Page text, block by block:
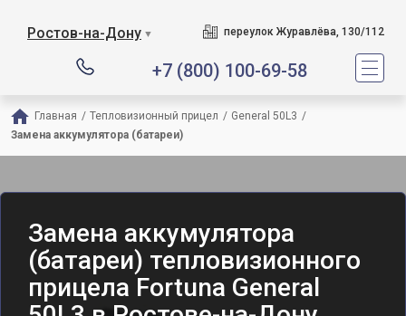
Ростов-на-Дону ▼ переулок Журавлёва, 130/112
+7 (800) 100-69-58
Главная / Тепловизионный прицел / General 50L3 /
Замена аккумулятора (батареи)
Замена аккумулятора
(батареи) тепловизионного
прицела Fortuna General